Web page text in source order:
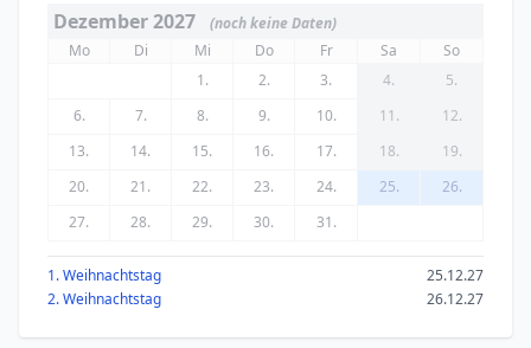
Dezember 2027
(noch keine Daten)
Mo
Di Mi Do Fr Sa
So
1.
2. 3. 4.
5.
6.
7. 8. 9. 10. 11.
12.
13.
14. 15. 16. 17. 18.
19.
20.
21. 22. 23. 24. 25.
26.
27.
28. 29. 30. 31.
1. Weihnachtstag
25.12.27
2. Weihnachtstag
26.12.27